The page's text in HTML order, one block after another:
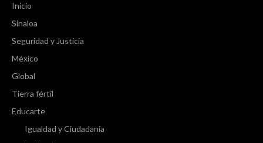
Inicio
Sinaloa
Seguridad y Justicia
México
Global
Tierra fértil
Educarte
Igualdad y Ciudadanía